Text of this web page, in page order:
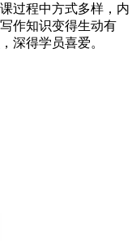
过程中方式多样，内
作知识变得生动有
深得学员喜爱。